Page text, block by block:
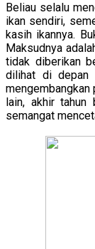
Beliau selalu
ikan sendiri,
kasih ikannya.
Maksudnya
tidak diberikan
dilihat di depan
mengembangkan
lain, akhir
semangat